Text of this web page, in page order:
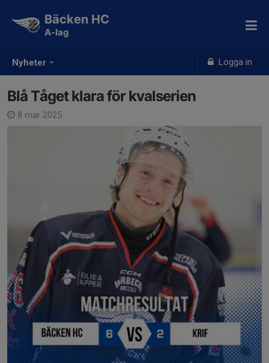
Nyheter Logga in
Bäcken HC
A-lag
Blå Tåget klara för kvalserien
8 mar 2025